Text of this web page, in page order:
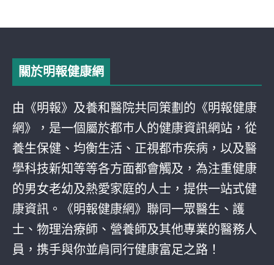
關於明報健康網
由《明報》及養和醫院共同策劃的《明報健康
網》，是一個屬於都巿人的健康資訊網站，從
養生保健、均衡生活、正視都巿疾病，以及醫
學科技新知等等各方面都會觸及，為注重健康
的男女老幼及熱愛家庭的人士，提供一站式健
康資訊。《明報健康網》聯同一眾醫生、護
士、物理治療師、營養師及其他專業的醫務人
員，携手與你並肩同行健康富足之路！